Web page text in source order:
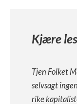
Kjære
Tjen Folket
selvsagt
rike